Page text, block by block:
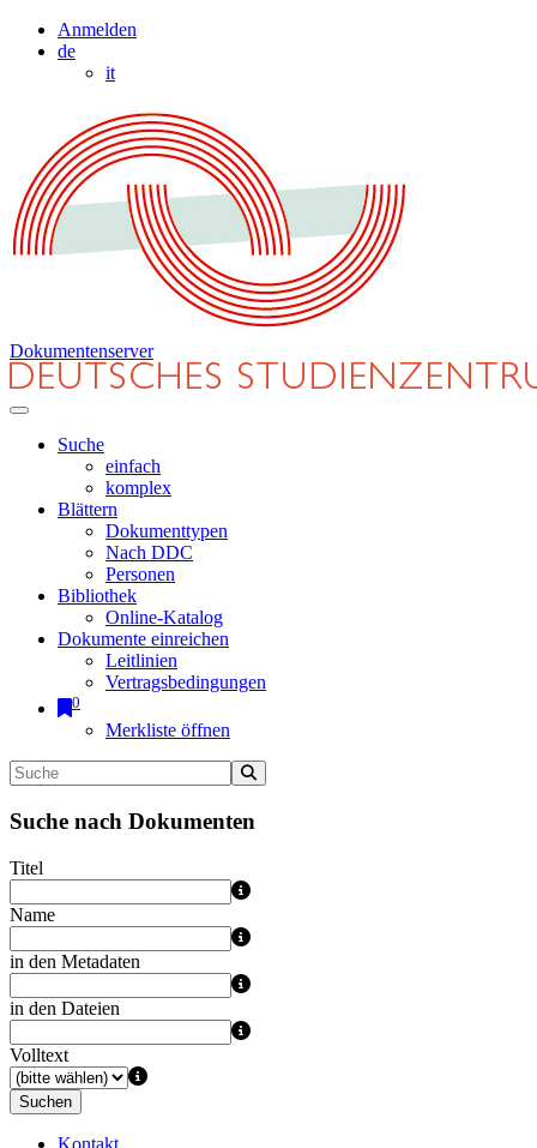
Anmelden
de
it
Dokumentenserver
Suche
einfach
komplex
Blättern
Dokumenttypen
Nach DDC
Personen
Bibliothek
Online-Katalog
Dokumente einreichen
Leitlinien
Vertragsbedingungen
0
Merkliste öffnen
Suche nach Dokumenten
Titel
Name
in den Metadaten
in den Dateien
Volltext
Suchen
Kontakt